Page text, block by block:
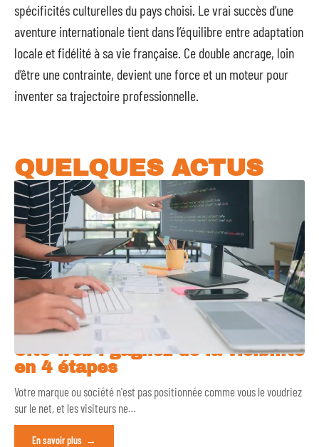
spécificités culturelles du pays choisi. Le vrai succès d’une
aventure internationale tient dans l’équilibre entre adaptation
locale et fidélité à sa vie française. Ce double ancrage, loin
d’être une contrainte, devient une force et un moteur pour
inventer sa trajectoire professionnelle.
QUELQUES ACTUS
Site web : gagnez de la visibilité
en 4 étapes
Votre marque ou société n'est pas positionnée comme vous le voudriez
sur le net, et les visiteurs ne…
En savoir plus